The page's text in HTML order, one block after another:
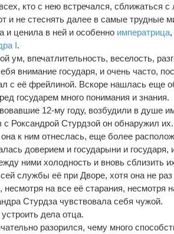
кто с нею встречался, сближаться
и не стеснять далее в самые трудные
и ценила в ней и особенно императрица
I.
ум, впечатлительность, веселость,
внимание государя, и очень часто,
с её фрейлиной. Вскоре нашлась еще
государем много понимания и знания.
12-му году, возбудили в душе
с Роксандрой Стурдзой он обнаружил их.
она к ним отнеслась, еще более
доверием и государыни и
ними холодность и вновь сблизить
службы её при Дворе, хотя она не
несмотря на все её старания, несмотря
Стурдза чувствовала себя чужой.
дела отца.
разорился, чему много